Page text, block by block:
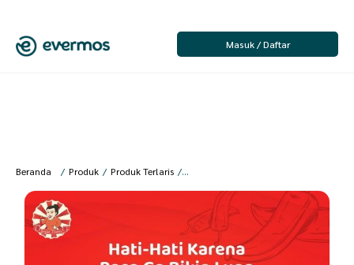
Masuk / Daftar
Beranda / Produk / Produk Terlaris / Sambel Mertua Sambel Bawang